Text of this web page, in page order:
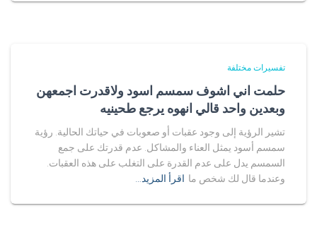
تفسيرات مختلفة
حلمت اني اشوف سمسم اسود ولاقدرت اجمعهن
وبعدين واحد قالي انهوه يرجع طحينيه
تشير الرؤية إلى وجود عقبات أو صعوبات في حياتك الحالية. رؤية
سمسم أسود يمثل العناء والمشاكل. عدم قدرتك على جمع
السمسم يدل على عدم القدرة على التغلب على هذه العقبات.
وعندما قال لك شخص ما اقرأ المزيد…